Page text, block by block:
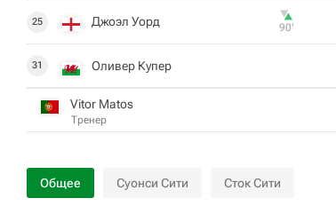
25 Джоэл Уорд 90‎’‎
31 Оливер Купер
Vitor Matos
Тренер
Общее Суонси Сити Сток Сити